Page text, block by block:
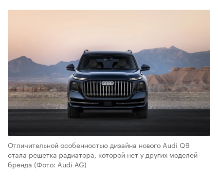
Отличительной особенностью дизайна нового Audi Q9
стала решетка радиатора, которой нет у других моделей
бренда (Фото: Audi AG)